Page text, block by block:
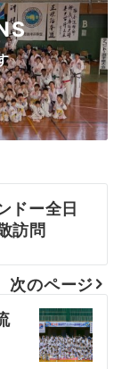
ドー全日
訪問
次のページ